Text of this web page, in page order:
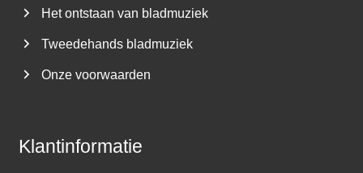
Het ontstaan van bladmuziek
Tweedehands bladmuziek
Onze voorwaarden
Klantinformatie